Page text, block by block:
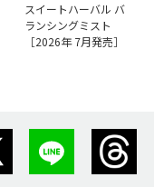
スイートハーバル バ
ランシングミスト
［2026年 7月発売］